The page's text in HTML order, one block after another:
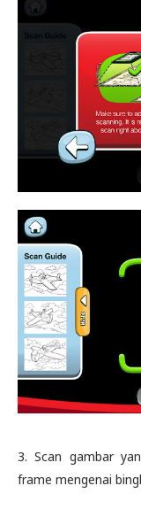
3. Scan gambar
frame mengenai